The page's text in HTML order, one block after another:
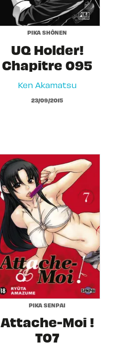
PIKA SHÔNEN
UQ Holder!
Chapitre 095
Ken Akamatsu
23/09/2015
PIKA SENPAI
Attache-Moi !
T07